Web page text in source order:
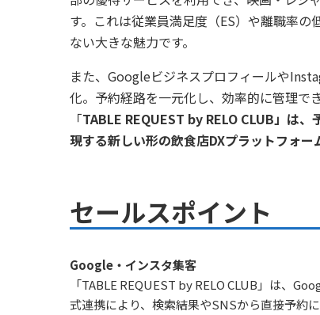
す。これは従業員満足度（ES）や離職率
ない大きな魅力です。
また、Googleビジネスプロフィールや
化。予約経路を一元化し、効率的に管理でき
「TABLE REQUEST by RELO CLUB」は
現する新しい形の飲食店DXプラットフォー
セールスポイント
Google・インスタ集客
「TABLE REQUEST by RELO CLUB」は、
式連携により、検索結果やSNSから直接予約